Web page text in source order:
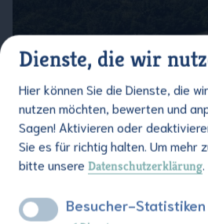
Liebe Gäste
Buchen Sie direkt auf
günstigeren Preisen als auf
Kanälen.
Dienste, die wir
Hier können Sie die Dienste, die
nutzen möchten, bewerten und
Sagen! Aktivieren oder
Sie es für richtig halten. Um mehr
bitte unsere Datenschutzerklärung.
Besucher-Statistiken